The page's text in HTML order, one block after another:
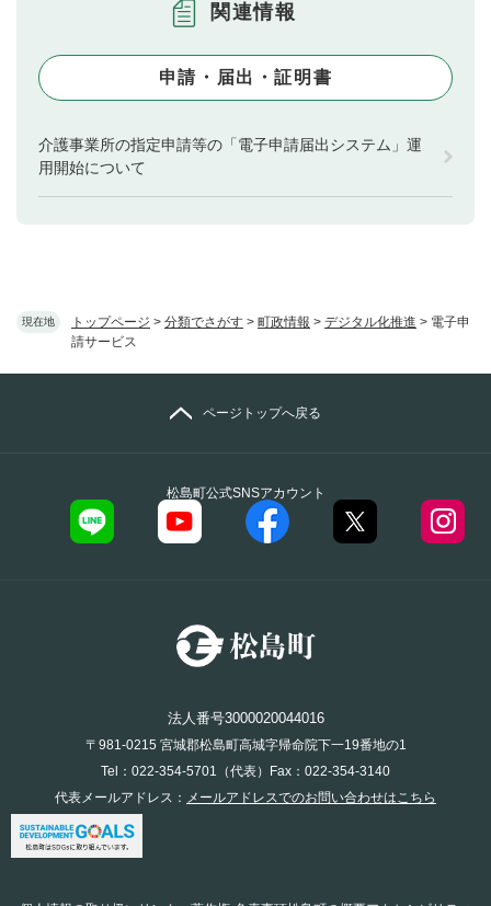
現在地 トップページ > 分類でさがす > 町政情報 > デジタル化推進 > 電子申
請サービス
関連情報
申請・届出・証明書
介護事業所の指定申請等の「電子申請届出システム」運
用開始について
松島町公式SNSアカウント
ページトップへ戻る
法人番号3000020044016
〒981-0215 宮城郡松島町高城字帰命院下一19番地の1
Tel：022-354-5701（代表）Fax：022-354-3140
代表メールアドレス： メールアドレスでのお問い合わせはこちら